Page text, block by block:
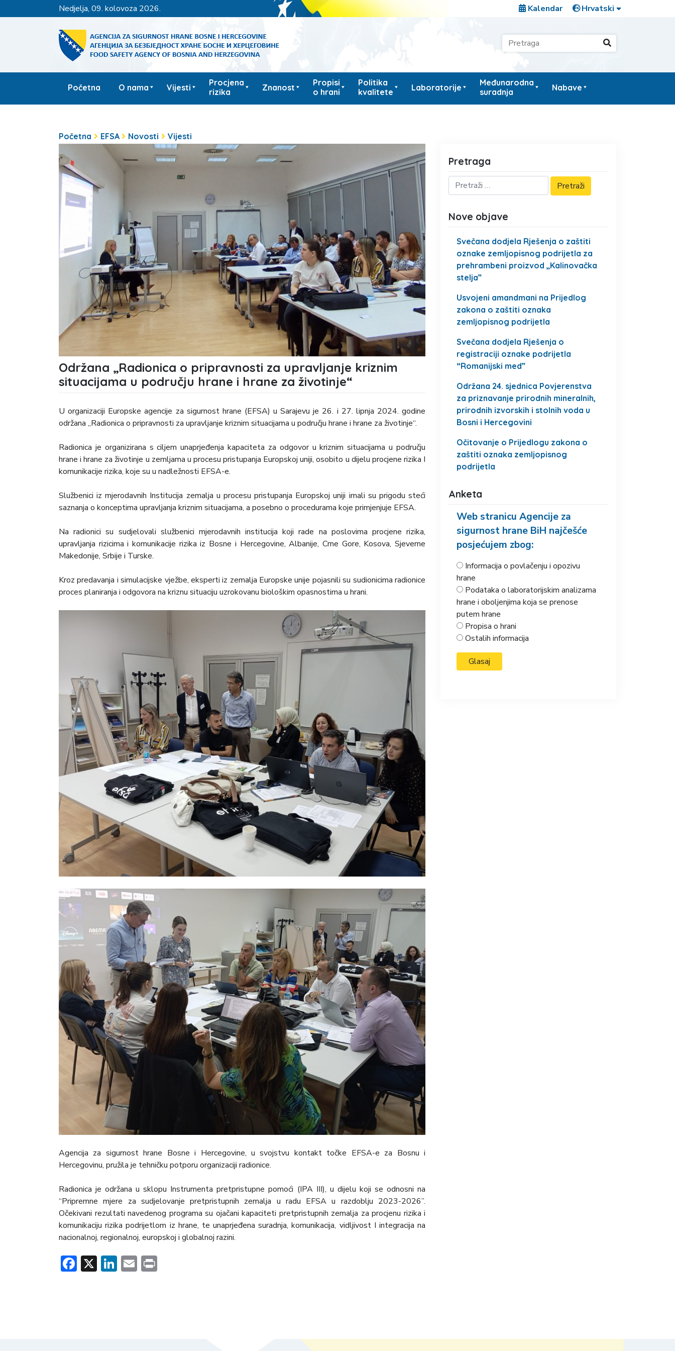
nedjelja, 09. kolovoza 2026. Kalendar
Početna O nama Vijesti
Procjena
rizika
Znanost
Propisi
o hrani
Politika
kvalitete
Laboratorije
Međunarodna
suradnja
Nabave
Početna EFSA Novosti Vijesti
Održana „Radionica o pripravnosti za upravljanje kriznim
situacijama u području hrane i hrane za životinje“
U organizaciji Europske agencije za sigurnost hrane (EFSA) u Sarajevu je 26. i 27. lipnja 2024. godine
održana „Radionica o pripravnosti za upravljanje kriznim situacijama u području hrane i hrane za životinje“.
Radionica je organizirana s ciljem unaprjeđenja kapaciteta za odgovor u kriznim situacijama u području
hrane i hrane za životinje u zemljama u procesu pristupanja Europskoj uniji, osobito u dijelu procjene rizika I
komunikacije rizika, koje su u nadležnosti EFSA-e.
Službenici iz mjerodavnih Institucija zemalja u procesu pristupanja Europskoj uniji imali su prigodu steći
saznanja o konceptima upravljanja kriznim situacijama, a posebno o procedurama koje primjenjuje EFSA.
Na radionici su sudjelovali službenici mjerodavnih institucija koji rade na poslovima procjene rizika,
upravljanja rizicima i komunikacije rizika iz Bosne i Hercegovine, Albanije, Crne Gore, Kosova, Sjeverne
Makedonije, Srbije i Turske.
Kroz predavanja i simulacijske vježbe, eksperti iz zemalja Europske unije pojasnili su sudionicima radionice
proces planiranja i odgovora na kriznu situaciju uzrokovanu biološkim opasnostima u hrani.
Agencija za sigurnost hrane Bosne i Hercegovine, u svojstvu kontakt točke EFSA-e za Bosnu i
Hercegovinu, pružila je tehničku potporu organizaciji radionice.
Radionica je održana u sklopu Instrumenta pretpristupne pomoći (IPA III), u dijelu koji se odnosni na
“Pripremne mjere za sudjelovanje pretpristupnih zemalja u radu EFSA u razdoblju 2023-2026”.
Očekivani rezultati navedenog programa su ojačani kapaciteti pretpristupnih zemalja za procjenu rizika i
komunikaciju rizika podrijetlom iz hrane, te unaprjeđena suradnja, komunikacija, vidljivost I integracija na
nacionalnoj, regionalnoj, europskoj i globalnoj razini.
Facebook
X LinkedIn
Email
Pretraga
Nove objave
Svečana dodjela Rješenja o zaštiti
oznake zemljopisnog podrijetla za
prehrambeni proizvod „Kalinovačka
stelja”
Usvojeni amandmani na Prijedlog
zakona o zaštiti oznaka
zemljopisnog podrijetla
Svečana dodjela Rješenja o
registraciji oznake podrijetla
“Romanijski med”
Održana 24. sjednica Povjerenstva
za priznavanje prirodnih mineralnih,
prirodnih izvorskih i stolnih voda u
Bosni i Hercegovini
Očitovanje o Prijedlogu zakona o
zaštiti oznaka zemljopisnog
podrijetla
Anketa
Web stranicu Agencije za
sigurnost hrane BiH najčešće
posjećujem zbog:
Informacija o povlačenju i opozivu
hrane
Podataka o laboratorijskim analizama
hrane i oboljenjima koja se prenose
putem hrane
Propisa o hrani
Ostalih informacija